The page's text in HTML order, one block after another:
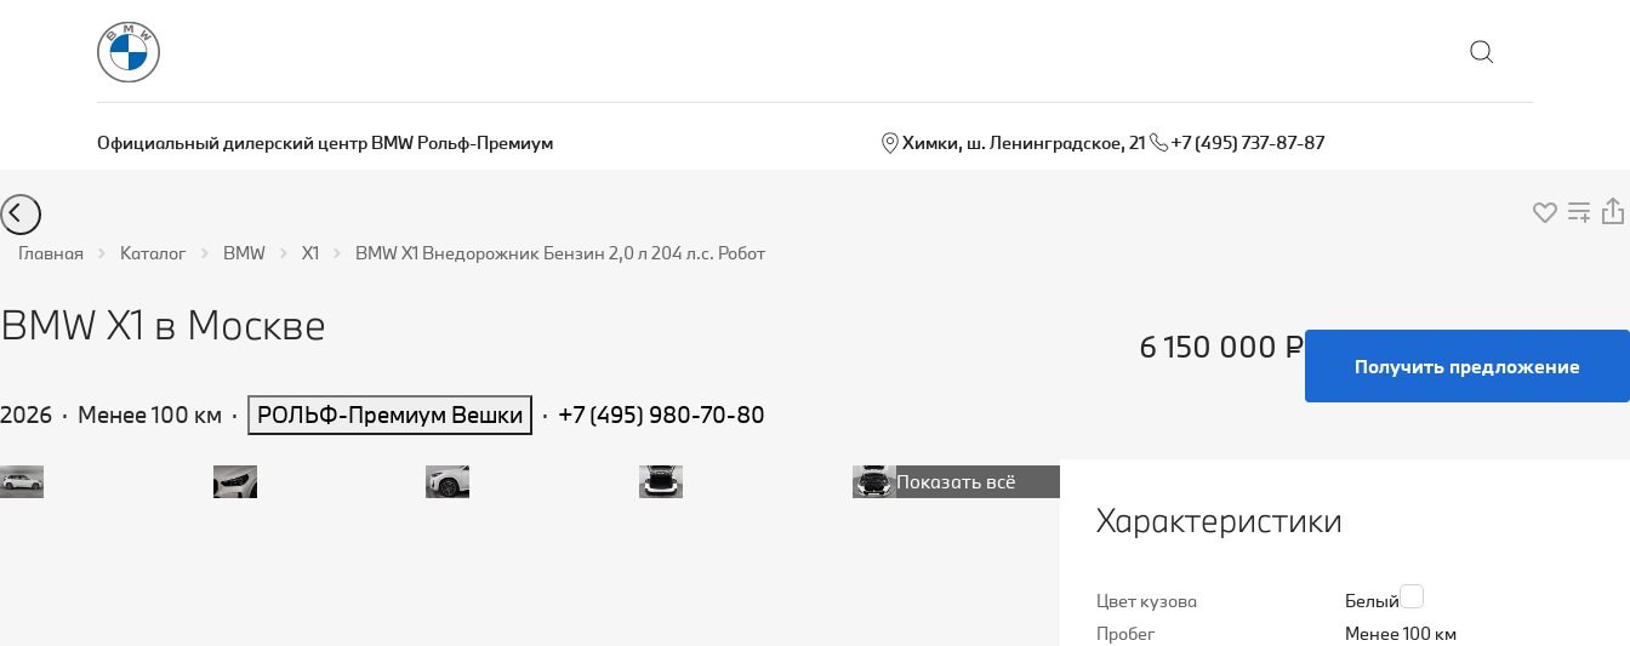
Официальный дилерский центр BMW Рольф-Премиум +7 (495) 737-87-87
Химки, ш. Ленинградское, 21
Главная Каталог BMW X1 BMW X1 Внедорожник Бензин 2,0 л 204 л.с. Робот
BMW X1 в Москве
2026 · Менее 100 км · РОЛЬФ-Премиум Вешки · +7 (495) 980-70-80
6 150 000 ₽ Получить предложение
Показать всё
Характеристики
Цвет кузова
Белый
Пробег
Менее 100 км